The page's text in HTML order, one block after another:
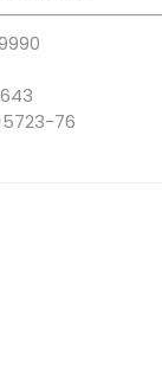
76